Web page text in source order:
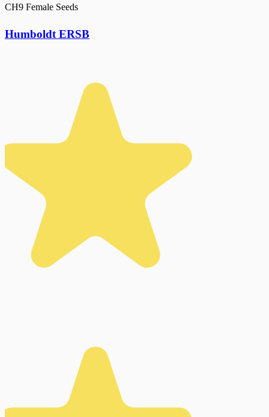
CH9 Female Seeds
Humboldt ERSB